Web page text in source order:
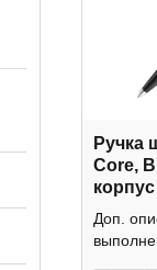
Ручка
Core,
Доп.